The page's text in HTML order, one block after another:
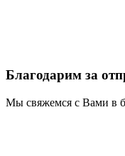
Благодарим за
Мы свяжемся с Вами в